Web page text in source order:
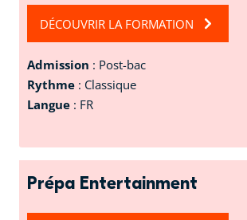
DÉCOUVRIR LA FORMATION
Admission : Post-bac
Rythme : Classique
Langue : FR
Prépa Entertainment